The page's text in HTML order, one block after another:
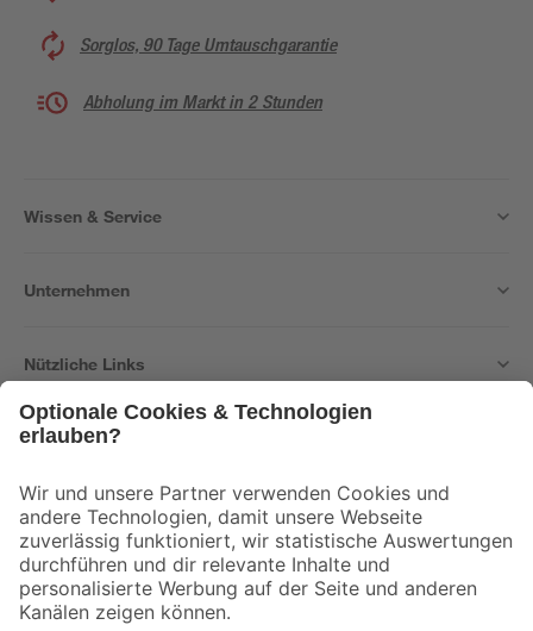
Sorglos, 90 Tage Umtauschgarantie
Abholung im Markt in 2 Stunden
Wissen & Service
Unternehmen
Nützliche Links
Der toom Newsletter: Keine Angebote und Aktionen mehr verpassen!
Zur Newsletter Anmeldung
Folge uns